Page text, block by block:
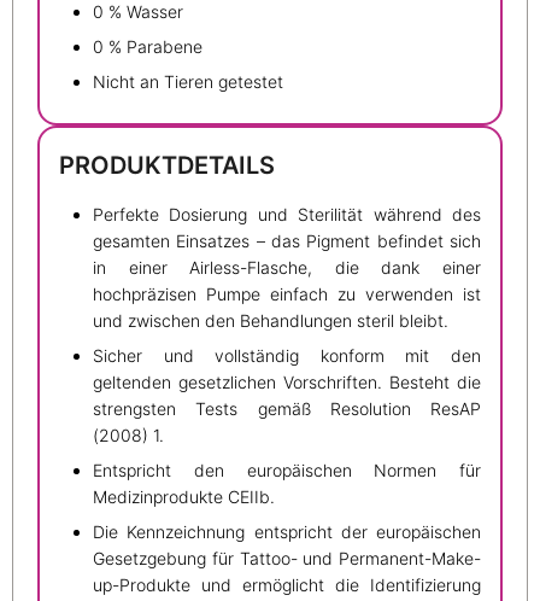
0 % Wasser
0 % Parabene
Nicht an Tieren getestet
PRODUKTDETAILS
Perfekte Dosierung und Sterilität während des
gesamten Einsatzes – das Pigment befindet sich
in einer Airless-Flasche, die dank einer
hochpräzisen Pumpe einfach zu verwenden ist
und zwischen den Behandlungen steril bleibt.
Sicher und vollständig konform mit den
geltenden gesetzlichen Vorschriften. Besteht die
strengsten Tests gemäß Resolution ResAP
(2008) 1.
Entspricht den europäischen Normen für
Medizinprodukte CEIIb.
Die Kennzeichnung entspricht der europäischen
Gesetzgebung für Tattoo- und Permanent-Make-
up-Produkte und ermöglicht die Identifizierung